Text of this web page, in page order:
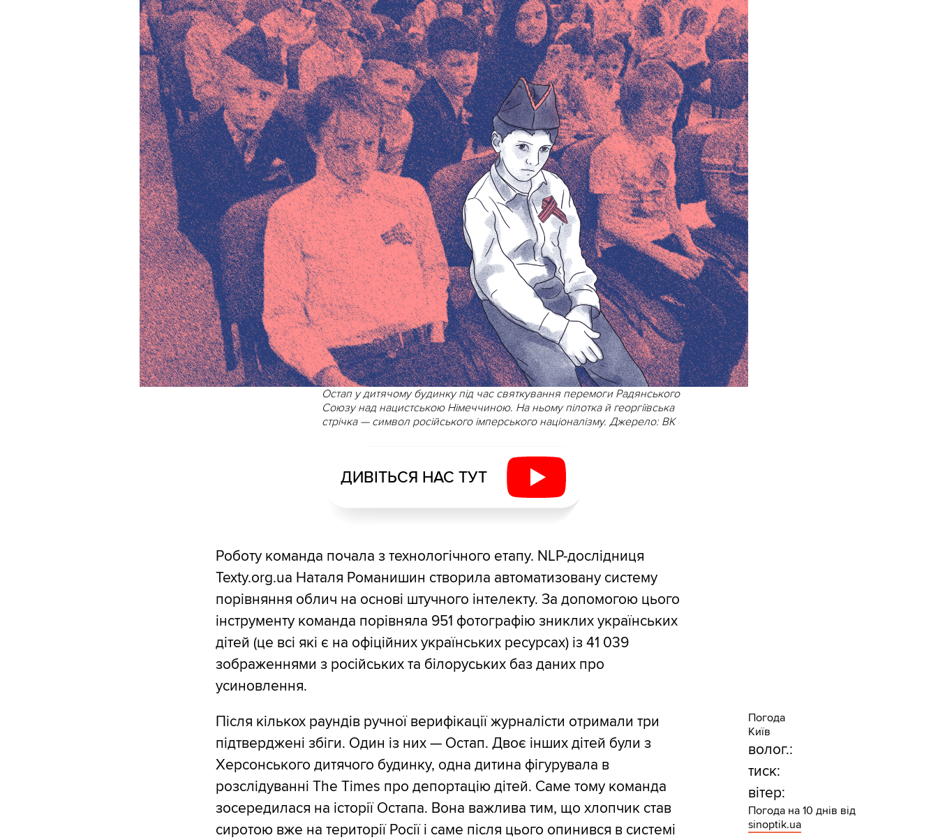
Остап у дитячому будинку під час святкування перемоги Радянського
Союзу над нацистською Німеччиною. На ньому пілотка й георгіївська
стрічка — символ російського імперського націоналізму. Джерело: ВК
ДИВІТЬСЯ НАС ТУТ
Роботу команда почала з технологічного етапу. NLP-дослідниця
Texty.org.ua Наталя Романишин створила автоматизовану систему
порівняння облич на основі штучного інтелекту. За допомогою цього
інструменту команда порівняла 951 фотографію зниклих українських
дітей (це всі які є на офіційних українських ресурсах) із 41 039
зображеннями з російських та білоруських баз даних про
усиновлення.
Після кількох раундів ручної верифікації журналісти отримали три
підтверджені збіги. Один із них — Остап. Двоє інших дітей були з
Херсонського дитячого будинку, одна дитина фігурувала в
розслідуванні The Times про депортацію дітей. Саме тому команда
зосередилася на історії Остапа. Вона важлива тим, що хлопчик став
сиротою вже на території Росії і саме після цього опинився в системі
Погода
Київ
волог.:
тиск:
вітер:
Погода на 10 днів від
sinoptik.ua